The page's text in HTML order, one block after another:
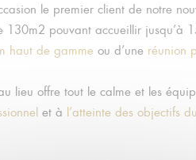
le premier client de notre
pouvant accueillir jusqu’à
haut de gamme ou d’une réunion
lieu offre tout le calme et les
et à l’atteinte des objectifs